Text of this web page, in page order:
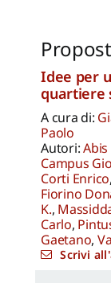
Idee per
quartiere
A cura di:
Paolo
Autori:
Campus
Corti Enrico,
Fiorino
K.,
Carlo,
Gaetano,
Scrivi